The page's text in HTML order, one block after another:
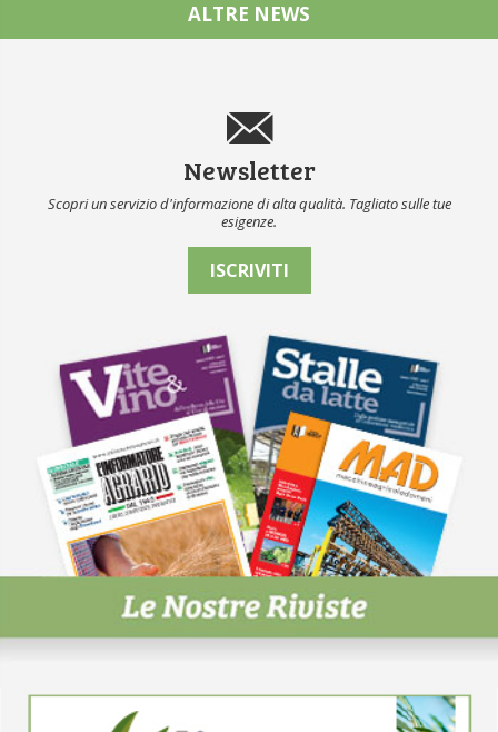
ALTRE NEWS
Newsletter
Scopri un servizio d'informazione di alta qualità. Tagliato sulle tue
esigenze.
ISCRIVITI